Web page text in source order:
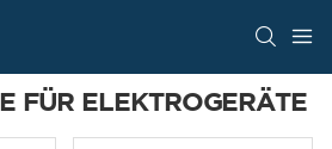
FÜR ELEKTROGERÄTE